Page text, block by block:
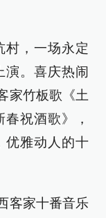
村，一场永定
演。喜庆热闹
家竹板歌《土
祝酒歌》，
优雅动人的十
客家十番音乐